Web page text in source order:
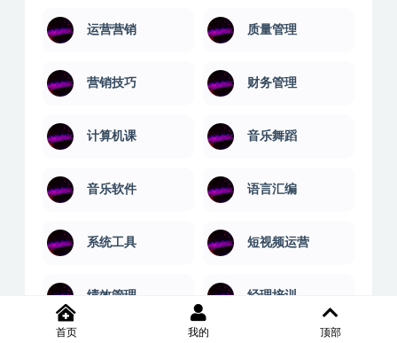
运营营销 质量管理
营销技巧 财务管理
计算机课 音乐舞蹈
音乐软件 语言汇编
系统工具 短视频运营
绩效管理 经理培训
首页 我的 顶部